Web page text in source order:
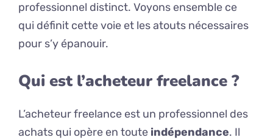
professionnel distinct. Voyons ensemble ce
qui définit cette voie et les atouts nécessaires
pour s’y épanouir.
Qui est l’acheteur freelance ?
L’acheteur freelance est un professionnel des
achats qui opère en toute indépendance. Il